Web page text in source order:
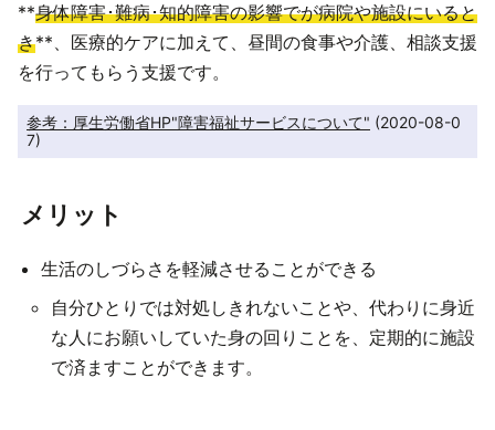
**身体障害･難病･知的障害の影響でが病院や施設にいると
き**、医療的ケアに加えて、昼間の食事や介護、相談支援
を行ってもらう支援です。
参考：厚生労働省HP"障害福祉サービスについて" (2020-08-0
7)
メリット
生活のしづらさを軽減させることができる
自分ひとりでは対処しきれないことや、代わりに身近
な人にお願いしていた身の回りことを、定期的に施設
で済ますことができます。